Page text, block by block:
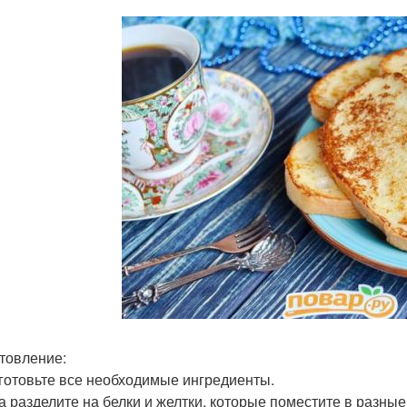
все необходимые ингредиенты.
разделите на белки и желтки, которые поместите в